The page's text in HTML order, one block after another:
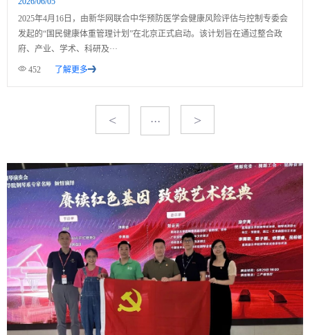
2025年4月16日，由新华网联合中华预防医学会健康风险评估与控制专委会
发起的“国民健康体重管理计划”在北京正式启动。该计划旨在通过整合政
府、产业、学术、科研及···
452 了解更多
< ··· >